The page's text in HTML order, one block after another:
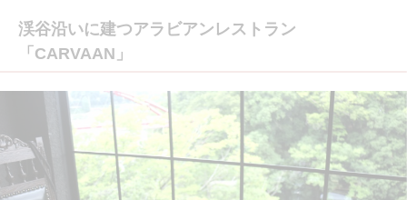
渓谷沿いに建つアラビアンレストラン
「CARVAAN」